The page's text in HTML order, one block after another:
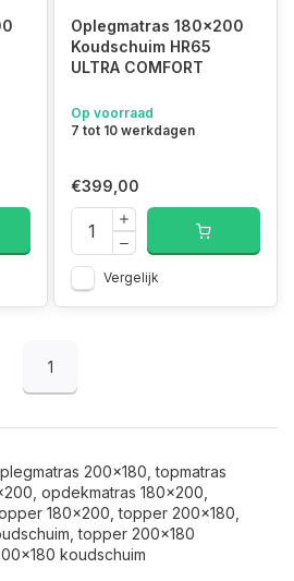
Oplegmatras 180x200
Koudschuim HR65
ULTRA COMFORT
Op voorraad
7 tot 10 werkdagen
€399,00
Vergelijk
1
200x180, topmatras
opdekmatras 180x200,
180x200, topper 200x180,
topper 200x180
koudschuim